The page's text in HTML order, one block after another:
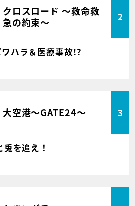
クロスロード ～救命救
急の約束～
2
ハラ＆医療事故!?
大空港～GATE24～ 3
を追え！